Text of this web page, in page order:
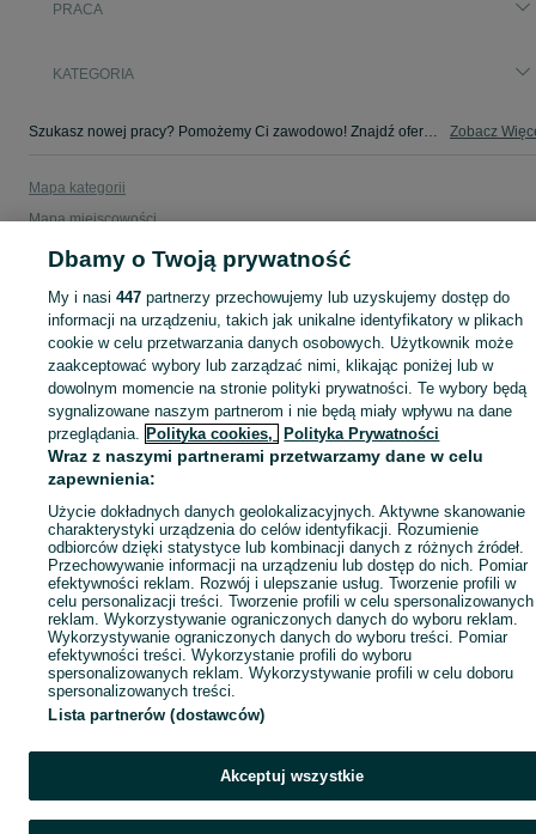
PRACA
KATEGORIA
Szukasz nowej pracy? Pomożemy Ci zawodowo! Znajdź ofertę dla siebie w kategorii Praca na OLX - Majscowa i okolice! Zobacz
Mapa kategorii
Mapa miejscowości
Mapa ministron
Dbamy o Twoją prywatność
My i nasi447 partnerzy przechowujemy lub uzyskujemy dostęp do
informacji na urządzeniu, takich jak unikalne identyfikatory w plikach
cookie w celu przetwarzania danych osobowych. Użytkownik może
zaakceptować wybory lub zarządzać nimi, klikając poniżej lub w
dowolnym momencie na stronie polityki prywatności. Te wybory będą
sygnalizowane naszym partnerom i nie będą miały wpływu na dane
przeglądania. Polityka cookies, Polityka Prywatności
Wraz z naszymi partnerami przetwarzamy dane w celu
zapewnienia:
Użycie dokładnych danych geolokalizacyjnych. Aktywne skanowanie
charakterystyki urządzenia do celów identyfikacji. Rozumienie
odbiorców dzięki statystyce lub kombinacji danych z różnych źródeł.
Przechowywanie informacji na urządzeniu lub dostęp do nich. Pomiar
efektywności reklam. Rozwój i ulepszanie usług. Tworzenie profili w
celu personalizacji treści. Tworzenie profili w celu spersonalizowanych
reklam. Wykorzystywanie ograniczonych danych do wyboru reklam.
Wykorzystywanie ograniczonych danych do wyboru treści. Pomiar
efektywności treści. Wykorzystanie profili do wyboru
spersonalizowanych reklam. Wykorzystywanie profili w celu doboru
spersonalizowanych treści.
Lista partnerów (dostawców)
Akceptuj wszystkie